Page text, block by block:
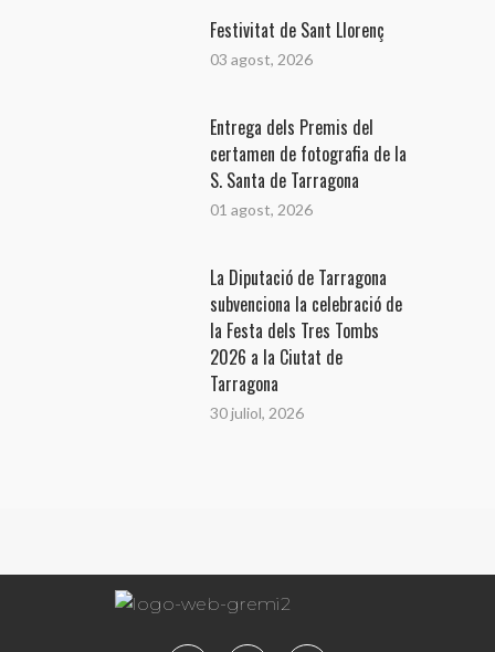
Festivitat de Sant Llorenç
03 agost, 2026
Entrega dels Premis del
certamen de fotografia de la
S. Santa de Tarragona
01 agost, 2026
La Diputació de Tarragona
subvenciona la celebració de
la Festa dels Tres Tombs
2026 a la Ciutat de
Tarragona
30 juliol, 2026